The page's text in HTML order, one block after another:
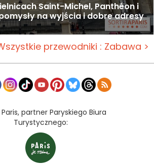
Saint-Michel, Panthéon i
na wyjścia i dobre adresy
przewodniki : Zabawa >
partner Paryskiego Biura
Turystycznego: